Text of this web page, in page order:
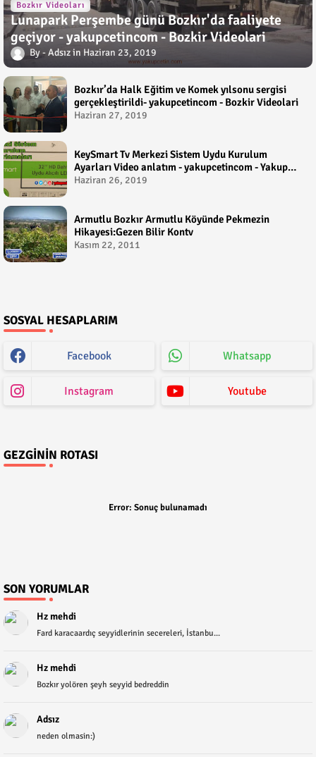
Bozkır Videoları
Lunapark Perşembe günü Bozkır'da faaliyete
geçiyor - yakupcetincom - Bozkir Videolari
Adsız Haziran 23, 2019
Bozkır’da Halk Eğitim ve Komek yılsonu sergisi
gerçekleştirildi- yakupcetincom - Bozkir Videolari
Haziran 27, 2019
KeySmart Tv Merkezi Sistem Uydu Kurulum
Ayarları Video anlatım - yakupcetincom - Yakup
Çetin
Haziran 26, 2019
Armutlu Bozkır Armutlu Köyünde Pekmezin
Hikayesi:Gezen Bilir Kontv
Kasım 22, 2011
SOSYAL HESAPLARIM
Facebook Whatsapp
Instagram Youtube
GEZGININ ROTASI
Error: Sonuç bulunamadı
SON YORUMLAR
Hz mehdi
Fard karacaardıç seyyidlerinin secereleri, İstanbu...
Hz mehdi
Bozkır yolören şeyh seyyid bedreddin
Adsız
neden olmasin:)